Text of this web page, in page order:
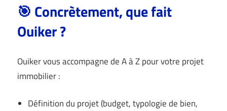
🎯 Concrètement, que fait
Ouiker ?
Ouiker vous accompagne de A à Z pour votre projet
immobilier :
Définition du projet (budget, typologie de bien,